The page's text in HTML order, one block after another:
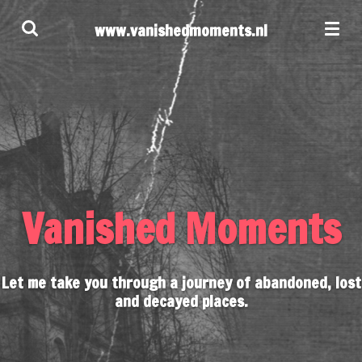
Ga
direct
www.vanishedmoments.nl
Vanished Moments
Let me take you through a journey of abandoned, lost
and decayed places.